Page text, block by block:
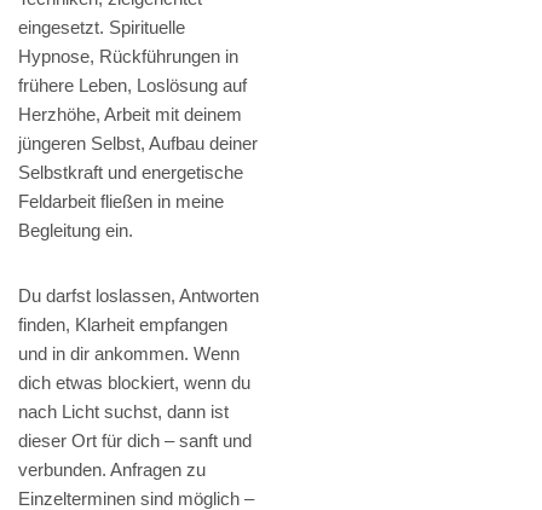
eingesetzt. Spirituelle
Hypnose, Rückführungen in
frühere Leben, Loslösung auf
Herzhöhe, Arbeit mit deinem
jüngeren Selbst, Aufbau deiner
Selbstkraft und energetische
Feldarbeit fließen in meine
Begleitung ein.
Du darfst loslassen, Antworten
finden, Klarheit empfangen
und in dir ankommen. Wenn
dich etwas blockiert, wenn du
nach Licht suchst, dann ist
dieser Ort für dich – sanft und
verbunden. Anfragen zu
Einzelterminen sind möglich –